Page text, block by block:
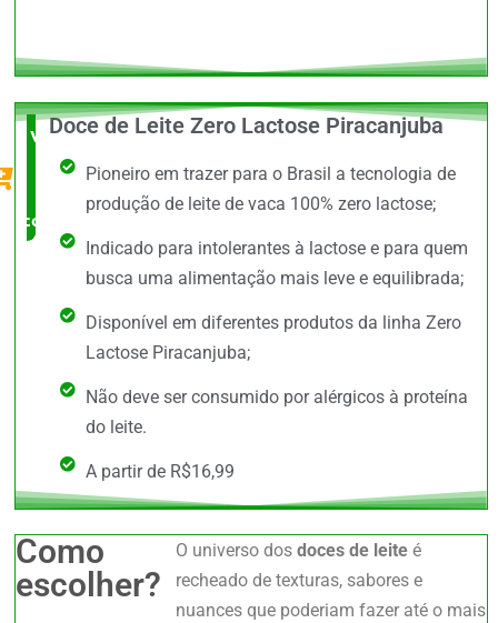
Vale a
Pena
comprar
Doce de Leite Zero Lactose Piracanjuba
Pioneiro em trazer para o Brasil a tecnologia de
produção de leite de vaca 100% zero lactose;
Indicado para intolerantes à lactose e para quem
busca uma alimentação mais leve e equilibrada;
Disponível em diferentes produtos da linha Zero
Lactose Piracanjuba;
Não deve ser consumido por alérgicos à proteína
do leite.
A partir de R$16,99
Como
escolher?
O universo dosdoces de leite é
recheado de texturas, sabores e
nuances que poderiam fazer até o mais